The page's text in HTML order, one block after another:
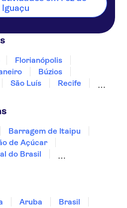
Iguaçu
Florianópolis
Búzios
São Luís
Recife
Barragem de Itaipu
de Açúcar
do Brasil
Aruba
Brasil